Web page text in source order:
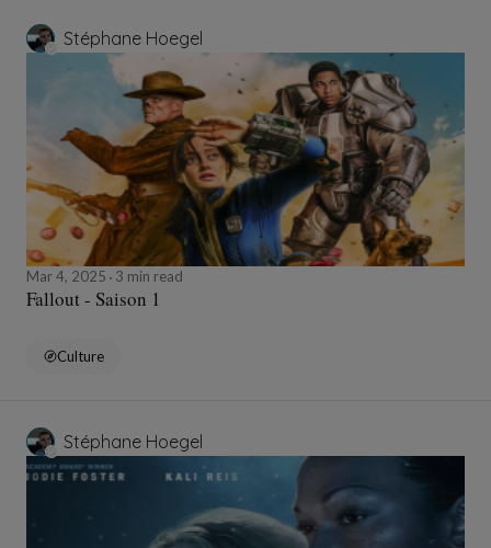
Stéphane Hoegel
Mar 4, 2025 3 min read
Fallout - Saison 1
Culture
Stéphane Hoegel